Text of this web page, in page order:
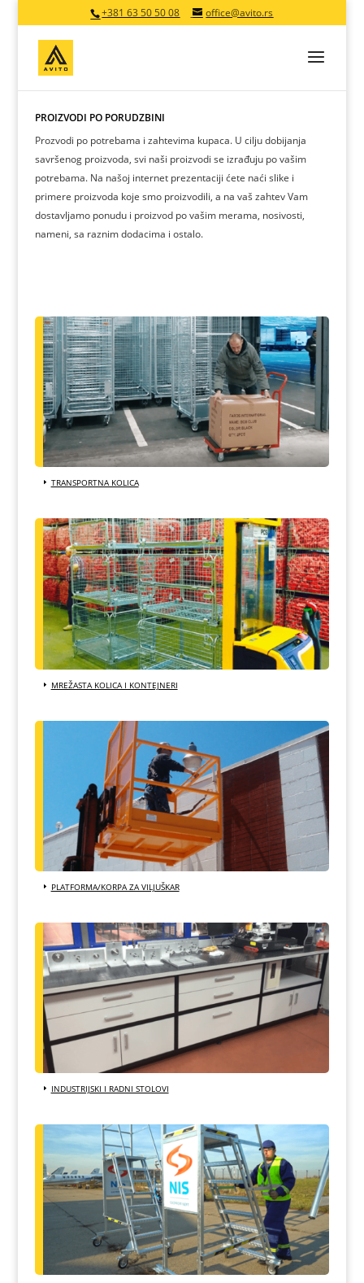
+381 63 50 50 08 office@avito.rs
PROIZVODI PO PORUDŽBINI
Prozvodi po potrebama i zahtevima kupaca. U cilju dobijanja
savršenog proizvoda, svi naši proizvodi se izrađuju po vašim
potrebama. Na našoj internet prezentaciji ćete naći slike i
primere proizvoda koje smo proizvodili, a na vaš zahtev Vam
dostavljamo ponudu i proizvod po vašim merama, nosivosti,
nameni, sa raznim dodacima i ostalo.
TRANSPORTNA KOLICA
MREŽASTA KOLICA I KONTEJNERI
PLATFORMA/KORPA ZA VILJUŠKAR
INDUSTRIJSKI I RADNI STOLOVI